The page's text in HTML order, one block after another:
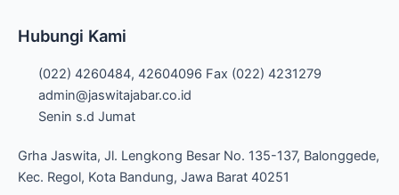
Hubungi Kami
(022) 4260484, 42604096 Fax (022) 4231279
admin@jaswitajabar.co.id
Senin s.d Jumat
Grha Jaswita, Jl. Lengkong Besar No. 135-137, Balonggede,
Kec. Regol, Kota Bandung, Jawa Barat 40251